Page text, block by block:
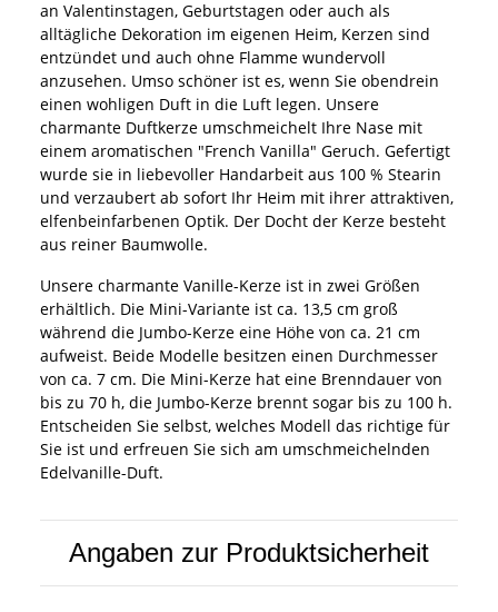
an Valentinstagen, Geburtstagen oder auch als
alltägliche Dekoration im eigenen Heim, Kerzen sind
entzündet und auch ohne Flamme wundervoll
anzusehen. Umso schöner ist es, wenn Sie obendrein
einen wohligen Duft in die Luft legen. Unsere
charmante Duftkerze umschmeichelt Ihre Nase mit
einem aromatischen "French Vanilla" Geruch. Gefertigt
wurde sie in liebevoller Handarbeit aus 100 % Stearin
und verzaubert ab sofort Ihr Heim mit ihrer attraktiven,
elfenbeinfarbenen Optik. Der Docht der Kerze besteht
aus reiner Baumwolle.
Unsere charmante Vanille-Kerze ist in zwei Größen
erhältlich. Die Mini-Variante ist ca. 13,5 cm groß
während die Jumbo-Kerze eine Höhe von ca. 21 cm
aufweist. Beide Modelle besitzen einen Durchmesser
von ca. 7 cm. Die Mini-Kerze hat eine Brenndauer von
bis zu 70 h, die Jumbo-Kerze brennt sogar bis zu 100 h.
Entscheiden Sie selbst, welches Modell das richtige für
Sie ist und erfreuen Sie sich am umschmeichelnden
Edelvanille-Duft.
Angaben zur Produktsicherheit